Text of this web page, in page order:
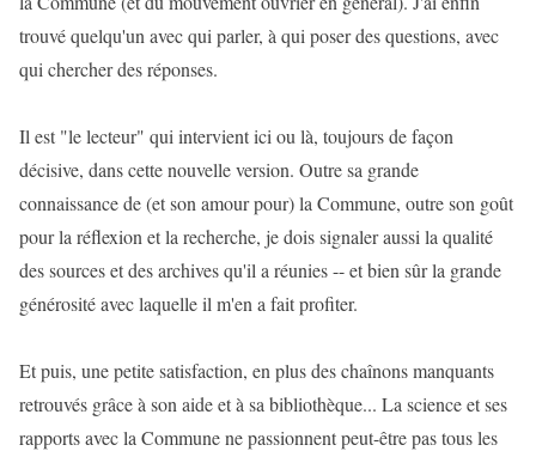
trouvé quelqu'un avec qui parler, à qui poser des questions, avec
qui chercher des réponses.
Il est "le lecteur" qui intervient ici ou là, toujours de façon
décisive, dans cette nouvelle version. Outre sa grande
connaissance de (et son amour pour) la Commune, outre son goût
pour la réflexion et la recherche, je dois signaler aussi la qualité
des sources et des archives qu'il a réunies -- et bien sûr la grande
générosité avec laquelle il m'en a fait profiter.
Et puis, une petite satisfaction, en plus des chaînons manquants
retrouvés grâce à son aide et à sa bibliothèque... La science et ses
rapports avec la Commune ne passionnent peut-être pas tous les